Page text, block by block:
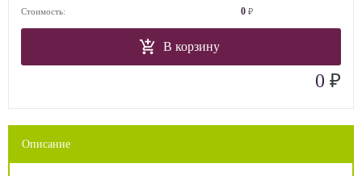
Стоимость:
0 ₽
В корзину
0 ₽
Описание